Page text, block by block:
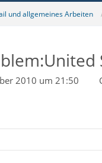
und allgemeines Arbeiten
2010 um 21:50